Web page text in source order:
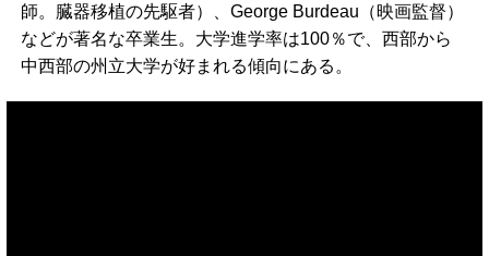
師。臓器移植の先駆者）、George Burdeau（映画監督）
などが著名な卒業生。大学進学率は100％で、西部から
中西部の州立大学が好まれる傾向にある。